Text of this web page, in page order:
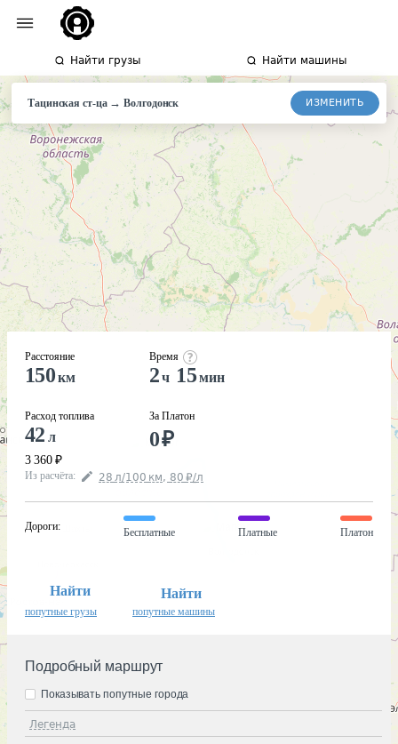
Найти грузы Найти машины
Тацинская ст-ца→Волгодонск ИЗМЕНИТЬ
Расстояние
150км
Расход топлива
42 л
3 360 ₽
Время
2 ч 15мин
За Платон
0₽
Из расчёта: 28 л/100 км, 80 ₽/л
Дороги:
Бесплатные Платные Платон
Найти
попутные грузы
Найти
попутные машины
Подробный маршрут
Легенда
Показывать попутные города